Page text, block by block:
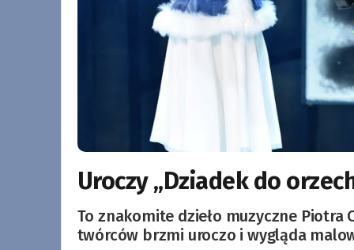
Uroczy „Dziadek do
To znakomite dzieło muzyczne Piotra
twórców brzmi uroczo i wygląda